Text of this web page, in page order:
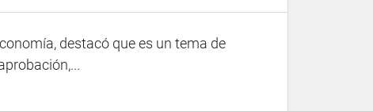
destacó que es un tema de